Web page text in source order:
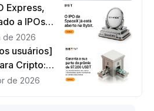
Express,
a IPOs
de 2026
usuários]
Cripto:
e
de 2026